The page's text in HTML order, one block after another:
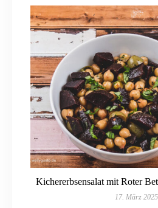
Kichererbsensalat mit Roter
17. März 2025